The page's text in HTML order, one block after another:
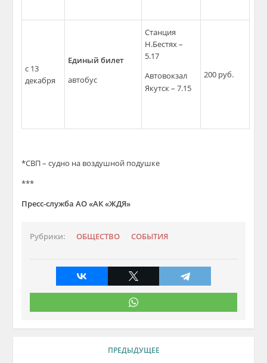
с 13
декабря
Единый билет
автобус
Станция
Н.Бестях –
5.17
Автовокзал
Якутск – 7.15
200 руб.
*СВП – судно на воздушной подушке
***
Пресс-служба АО «АК «ЖДЯ»
Рубрики: ОБЩЕСТВО СОБЫТИЯ
ПРЕДЫДУЩЕЕ